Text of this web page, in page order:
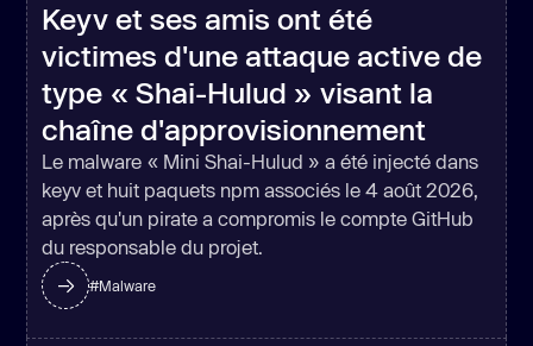
Keyv et ses amis ont été
victimes d'une attaque active de
type « Shai-Hulud » visant la
chaîne d'approvisionnement
Le malware « Mini Shai-Hulud » a été injecté dans
keyv et huit paquets npm associés le 4 août 2026,
après qu'un pirate a compromis le compte GitHub
du responsable du projet.
#Malware